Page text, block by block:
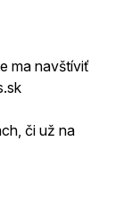
ma navštíviť
či už na